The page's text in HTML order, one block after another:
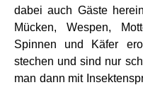
dabei auch Gäste
Mücken, Wespen,
Spinnen und Käfer
stechen und sind nur
man dann mit